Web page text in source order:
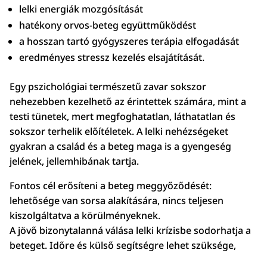
lelki energiák mozgósítását
hatékony orvos-beteg együttműködést
a hosszan tartó gyógyszeres terápia elfogadását
eredményes stressz kezelés elsajátítását.
Egy pszichológiai természetű zavar sokszor
nehezebben kezelhető az érintettek számára, mint a
testi tünetek, mert megfoghatatlan, láthatatlan és
sokszor terhelik előítéletek. A lelki nehézségeket
gyakran a család és a beteg maga is a gyengeség
jelének, jellemhibának tartja.
Fontos cél erősíteni a beteg meggyőződését:
lehetősége van sorsa alakítására, nincs teljesen
kiszolgáltatva a körülményeknek.
A jövő bizonytalanná válása lelki krízisbe sodorhatja a
beteget. Időre és külső segítségre lehet szüksége,